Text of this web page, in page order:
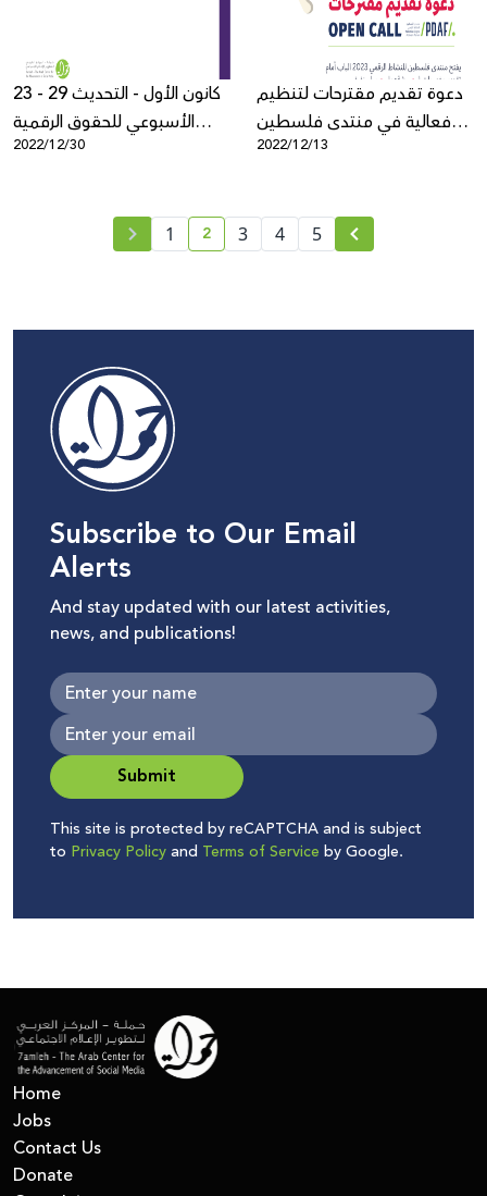
23 - 29 كانون الأول - التحديث
الأسبوعي للحقوق الرقمية
الفلسطينية
2022/12/30
دعوة تقديم مقترحات لتنظيم
فعالية في منتدى فلسطين
للنشاط الرقمي 20232022/12/13
1 current page number
2 3 4 5
Subscribe to Our Email
Alerts
And stay updated with our latest activities,
news, and publications!
Submit
This site is protected by reCAPTCHA and is subject
to Privacy Policyand Terms of Service by Google.
Home
Jobs
Contact Us
Donate